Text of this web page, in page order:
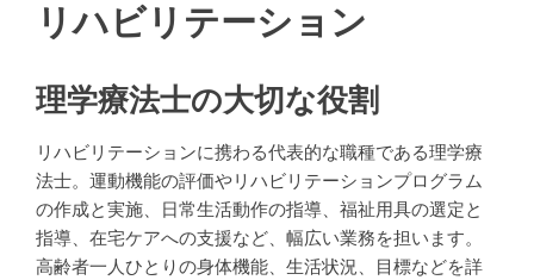
リハビリテーション
理学療法士の大切な役割
リハビリテーションに携わる代表的な職種である理学療
法士。運動機能の評価やリハビリテーションプログラム
の作成と実施、日常生活動作の指導、福祉用具の選定と
指導、在宅ケアへの支援など、幅広い業務を担います。
高齢者一人ひとりの身体機能、生活状況、目標などを詳